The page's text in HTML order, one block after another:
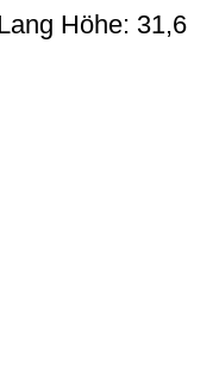
Höhe: 31,6